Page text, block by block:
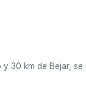
30 km de Bejar,